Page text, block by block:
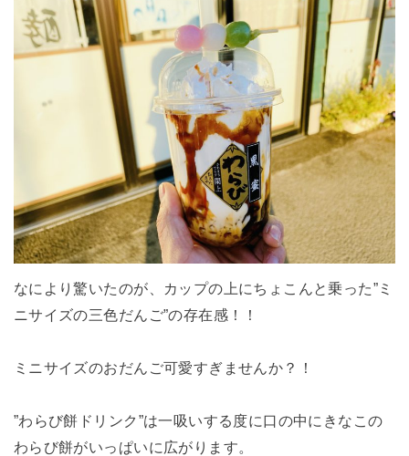
なにより驚いたのが、カップの上にちょこんと乗った”ミ
ニサイズの三色だんご”の存在感！！
ミニサイズのおだんご可愛すぎませんか？！
”わらび餅ドリンク”は一吸いする度に口の中にきなこの
わらび餅がいっぱいに広がります。